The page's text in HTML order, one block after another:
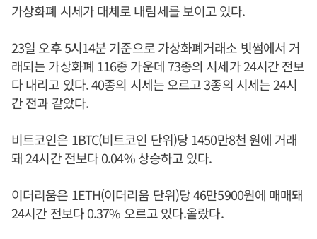
가상화폐 시세가 대체로 내림세를 보이고 있다.
23일 오후 5시14분 기준으로 가상화폐거래소 빗썸에서 거
래되는 가상화폐 116종 가운데 73종의 시세가 24시간 전보
다 내리고 있다. 40종의 시세는 오르고 3종의 시세는 24시
간 전과 같았다.
비트코인은 1BTC(비트코인 단위)당 1450만8천 원에 거래
돼 24시간 전보다 0.04% 상승하고 있다.
이더리움은 1ETH(이더리움 단위)당 46만5900원에 매매돼
24시간 전보다 0.37% 오르고 있다.올랐다.